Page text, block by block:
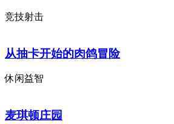
竞技射击
从抽卡开始的肉鸽冒险
休闲益智
麦琪顿庄园